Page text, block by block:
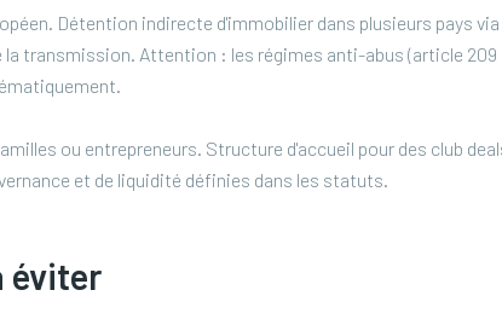
Détention indirecte d'immobilier dans plusieurs pays
transmission. Attention : les régimes anti-abus (article 209 B
ou entrepreneurs. Structure d'accueil pour des club
et de liquidité définies dans les statuts.
éviter